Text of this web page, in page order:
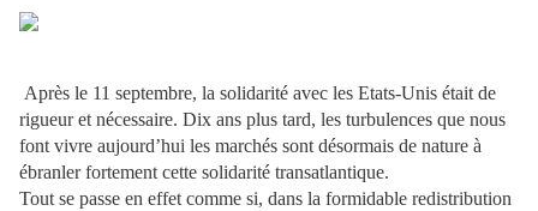
Après le 11 septembre, la solidarité avec les Etats-Unis était de
rigueur et nécessaire. Dix ans plus tard, les turbulences que nous
font vivre aujourd’hui les marchés sont désormais de nature à
ébranler fortement cette solidarité transatlantique.
Tout se passe en effet comme si, dans la formidable redistribution